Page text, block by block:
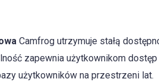
Camfrog utrzymuje stałą
zapewnia użytkownikom
użytkowników na przestrzeni lat.